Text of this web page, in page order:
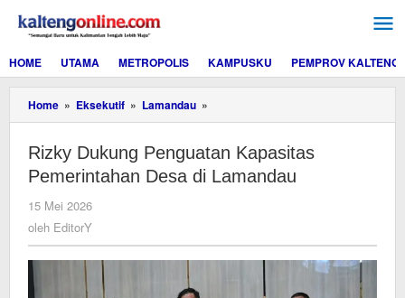
konten
HOME
UTAMA METROPOLIS KAMPUSKU PEMPROV KALTENG
Home » Eksekutif » Lamandau »
Dukung
Kapasitas
Pemerintahan
Desa
Rizky Dukung Penguatan Kapasitas
Pemerintahan Desa di Lamandau
15 Mei 2026
oleh EditorY